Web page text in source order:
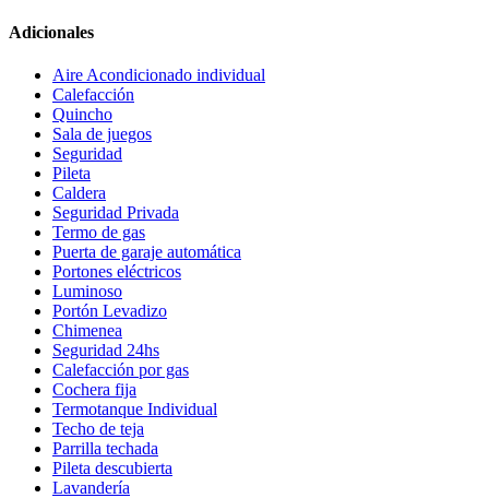
Adicionales
Aire Acondicionado individual
Calefacción
Quincho
Sala de juegos
Seguridad
Pileta
Caldera
Seguridad Privada
Termo de gas
Puerta de garaje automática
Portones eléctricos
Luminoso
Portón Levadizo
Chimenea
Seguridad 24hs
Calefacción por gas
Cochera fija
Termotanque Individual
Techo de teja
Parrilla techada
Pileta descubierta
Lavandería